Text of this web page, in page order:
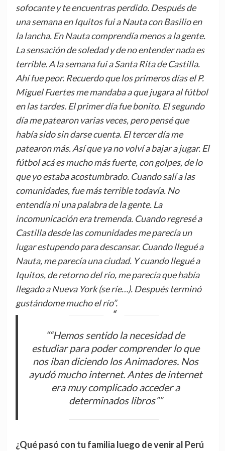
sofocante y te encuentras perdido. Después de
una semana en Iquitos fui a Nauta con Basilio en
la lancha. En Nauta comprendía menos a la gente.
La sensación de soledad y de no entender nada es
terrible. A la semana fui a Santa Rita de Castilla.
Ahí fue peor. Recuerdo que los primeros días el P.
Miguel Fuertes me mandaba a que jugara al fútbol
en las tardes. El primer día fue bonito. El segundo
día me patearon varias veces, pero pensé que
había sido sin darse cuenta. El tercer día me
patearon más. Así que ya no volví a bajar a jugar. El
fútbol acá es mucho más fuerte, con golpes, de lo
que yo estaba acostumbrado. Cuando salí a las
comunidades, fue más terrible todavía. No
entendía ni una palabra de la gente. La
incomunicación era tremenda. Cuando regresé a
Castilla desde las comunidades me parecía un
lugar estupendo para descansar. Cuando llegué a
Nauta, me parecía una ciudad. Y cuando llegué a
Iquitos, de retorno del río, me parecía que había
llegado a Nueva York (se ríe…). Después terminó
gustándome mucho el río”.
““Hemos sentido la necesidad de
estudiar para poder comprender lo que
nos iban diciendo los Animadores. Nos
ayudó mucho internet. Antes de internet
era muy complicado acceder a
determinados libros””
¿Qué pasó con tu familia luego de venir al Perú